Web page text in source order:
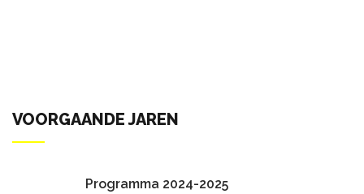
VOORGAANDE JAREN
Programma 2024-2025